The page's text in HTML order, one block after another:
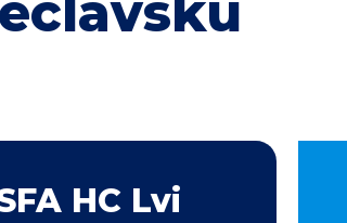
HC Lvi